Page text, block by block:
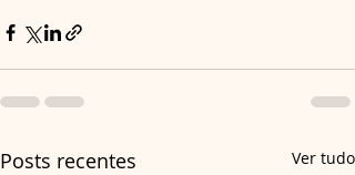
Posts recentes Ver tudo